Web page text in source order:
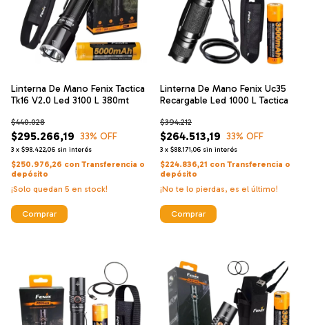
Linterna De Mano Fenix Tactica
Tk16 V2.0 Led 3100 L 380mt
$295.266,19
$440.028
33% OFF
3 x $98.422,06 sin interés
$250.976,26 con Transferencia o
depósito
¡Solo quedan 5 en stock!
Comprar
Linterna De Mano Fenix Uc35
Recargable Led 1000 L Tactica
$264.513,19
$394.212
33% OFF
3 x $88.171,06 sin interés
$224.836,21 con Transferencia o
depósito
¡No te lo pierdas, es el último!
Comprar